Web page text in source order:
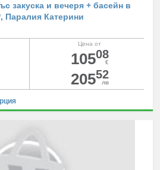
закуска и вечеря + басейн в
Паралия Катерини
Цена от
10508
€
20552
лв